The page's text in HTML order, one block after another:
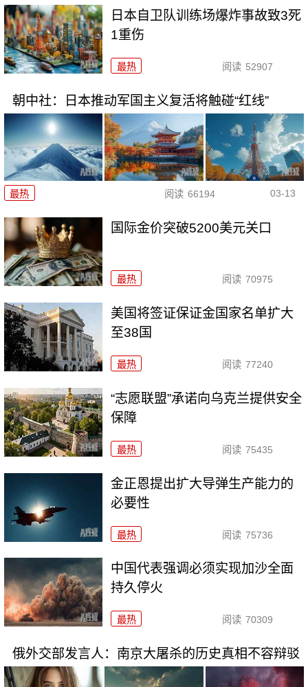
日本自卫队训练场爆炸事故致3死
1重伤
最热 阅读 52907
朝中社：日本推动军国主义复活将触碰“红线”
最热 阅读 66194 03-13
国际金价突破5200美元关口
最热 阅读 70975
美国将签证保证金国家名单扩大
至38国
最热 阅读 77240
“志愿联盟”承诺向乌克兰提供安全
保障
最热 阅读 75435
金正恩提出扩大导弹生产能力的
必要性
最热 阅读 75736
中国代表强调必须实现加沙全面
持久停火
最热 阅读 70309
俄外交部发言人：南京大屠杀的历史真相不容辩驳